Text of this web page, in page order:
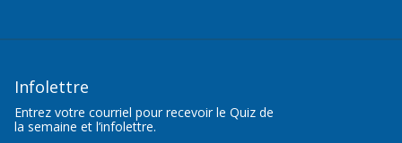
Infolettre
Entrez votre courriel pour recevoir le Quiz de
la semaine et l’infolettre.